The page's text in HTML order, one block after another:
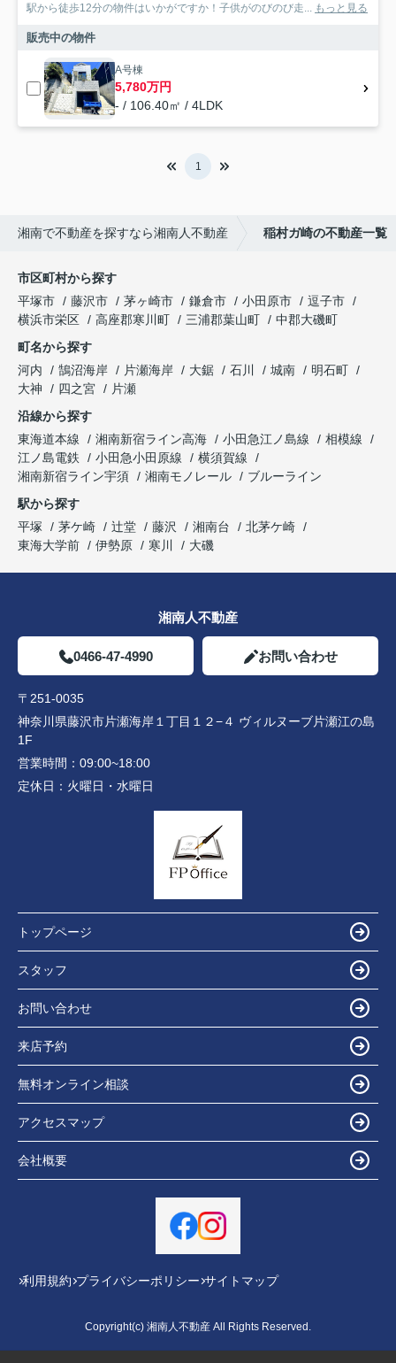
駅から徒歩12分の物件はいかがですか！子供がのびのび走... もっと見る
販売中の物件
A号棟
5,780万円
- / 106.40㎡ / 4LDK
1
湘南で不動産を探すなら湘南人不動産 稲村ガ崎の不動産一覧
市区町村から探す
平塚市
藤沢市 茅ヶ崎市 鎌倉市 小田原市
逗子市
横浜市栄区
高座郡寒川町 三浦郡葉山町
中郡大磯町
町名から探す
河内
鵠沼海岸 片瀬海岸 大鋸 石川 城南
明石町
大神
四之宮
片瀬
沿線から探す
東海道本線
湘南新宿ライン高海 小田急江ノ島線
相模線
江ノ島電鉄
小田急小田原線
横須賀線
湘南新宿ライン宇須
湘南モノレール
ブルーライン
駅から探す
平塚
茅ケ崎 辻堂 藤沢 湘南台
北茅ケ崎
東海大学前
伊勢原 寒川 大磯
湘南人不動産
0466-47-4990 お問い合わせ
〒251-0035
神奈川県藤沢市片瀬海岸１丁目１２−４ ヴィルヌーブ片瀬江の島
1F
営業時間： 09:00~18:00
定休日： 火曜日・水曜日
トップページ
スタッフ
お問い合わせ
来店予約
無料オンライン相談
アクセスマップ
会社概要
利用規約 プライバシーポリシー サイトマップ
Copyright(c) 湘南人不動産 All Rights Reserved.